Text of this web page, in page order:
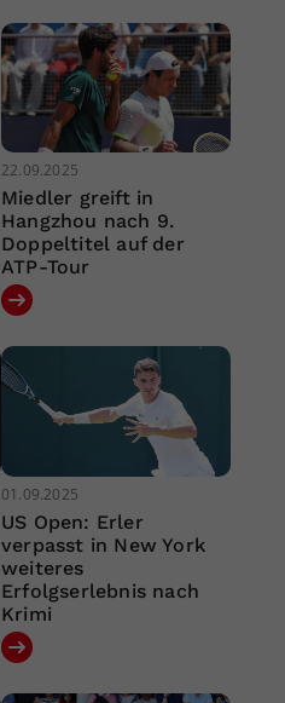
22.09.2025
Miedler greift in
Hangzhou nach 9.
Doppeltitel auf der
ATP-Tour
01.09.2025
US Open: Erler
verpasst in New York
weiteres
Erfolgserlebnis nach
Krimi